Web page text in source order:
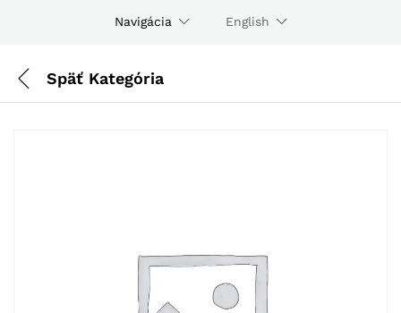
Navigácia English
Späť Kategória